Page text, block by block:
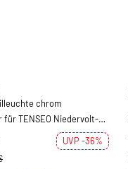
chrom
für TENSEO Niedervolt-
C51
UVP -36%